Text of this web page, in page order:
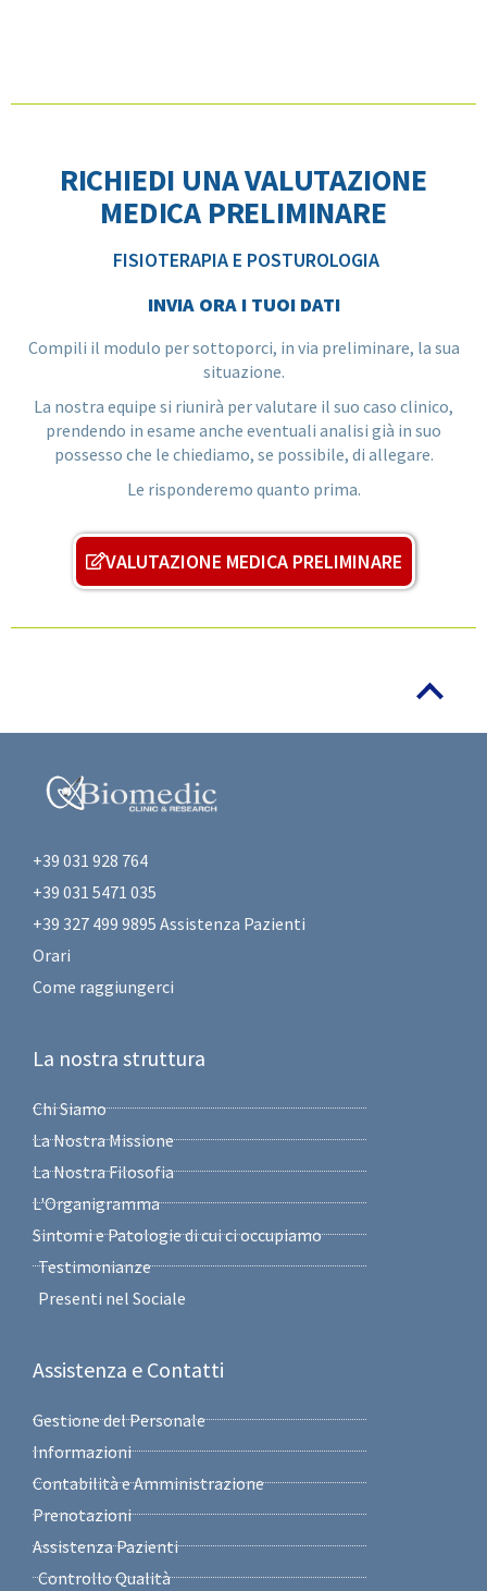
RICHIEDI UNA VALUTAZIONE
MEDICA PRELIMINARE
FISIOTERAPIA E POSTUROLOGIA
INVIA ORA I TUOI DATI
Compili il modulo per sottoporci, in via preliminare, la sua
situazione.
La nostra equipe si riunirà per valutare il suo caso clinico,
prendendo in esame anche eventuali analisi già in suo
possesso che le chiediamo, se possibile, di allegare.
Le risponderemo quanto prima.
VALUTAZIONE MEDICA PRELIMINARE
+39 031 928 764
+39 031 5471 035
+39 327 499 9895 Assistenza Pazienti
Orari
Come raggiungerci
La nostra struttura
Chi Siamo
La Nostra Missione
La Nostra Filosofia
L'Organigramma
Sintomi e Patologie di cui ci occupiamo
Testimonianze
Presenti nel Sociale
Assistenza e Contatti
Gestione del Personale
Informazioni
Contabilità e Amministrazione
Prenotazioni
Assistenza Pazienti
Controllo Qualità